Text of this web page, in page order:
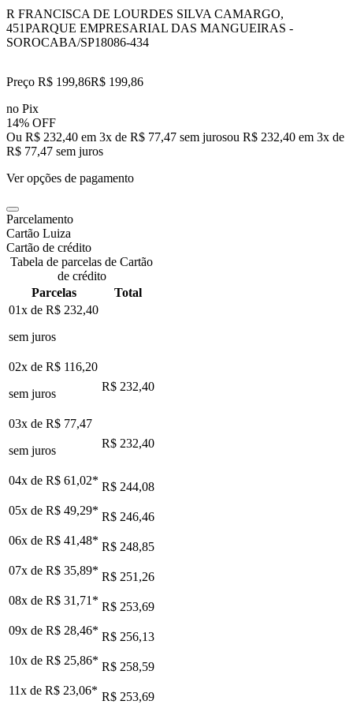
R FRANCISCA DE LOURDES SILVA CAMARGO,
451PARQUE EMPRESARIAL DAS MANGUEIRAS -
SOROCABA/SP18086-434
Preço R$ 199,86R$ 199,86
no Pix
14% OFF
Ou R$ 232,40 em 3x de R$ 77,47 sem jurosou R$ 232,40 em 3x de
R$ 77,47 sem juros
Ver opções de pagamento
Parcelamento
Cartão Luiza
Cartão de crédito
Tabela de parcelas de Cartão
de crédito
Parcelas
Total
01x de R$ 232,40
sem juros
02x de R$ 116,20
sem juros
R$ 232,40
03x de R$ 77,47
sem juros
R$ 232,40
04x de R$ 61,02* R$ 244,08
05x de R$ 49,29* R$ 246,46
06x de R$ 41,48* R$ 248,85
07x de R$ 35,89* R$ 251,26
08x de R$ 31,71 * R$ 253,69
09x de R$ 28,46* R$ 256,13
10x de R$ 25,86* R$ 258,59
11x de R$ 23,06* R$ 253,69